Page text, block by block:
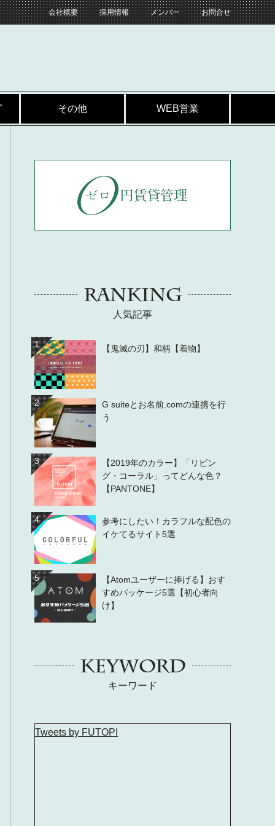
会社概要 採用情報 メンバー お問合せ
その他 WEB営業
RANKING
人気記事
1 【鬼滅の刃】和柄【着物】
2
G suiteとお名前.comの連携を行
う
3
【2019年のカラー】「リビン
グ・コーラル」ってどんな色？
【PANTONE】
4
参考にしたい！カラフルな配色の
イケてるサイト5選
5
【Atomユーザーに捧げる】おす
すめパッケージ5選【初心者向
け】
KEYWORD
キーワード
Tweets by FUTOPI